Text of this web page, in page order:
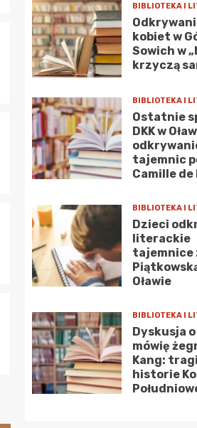
BIBLIOTEKA I
kobiet w
Sowich w
krzyczą
BIBLIOTEKA I
Ostatnie
DKK w
tajemnic
Camille
BIBLIOTEKA I
Dzieci
literackie
tajemnice
Oławie
BIBLIOTEKA I
Dyskusja o
mówię
Kang:
historie